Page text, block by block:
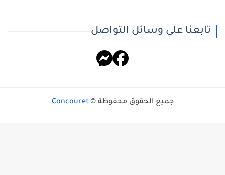
تابعنا على وسائل التواصل
جميع الحقوق محفوظة © Concouret